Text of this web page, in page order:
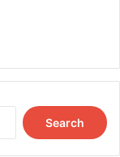
Search
for: